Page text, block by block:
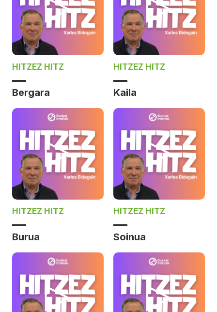
HITZEZ HITZ
Bergara
HITZEZ HITZ
Kaila
HITZEZ HITZ
Burua
HITZEZ HITZ
Soinua